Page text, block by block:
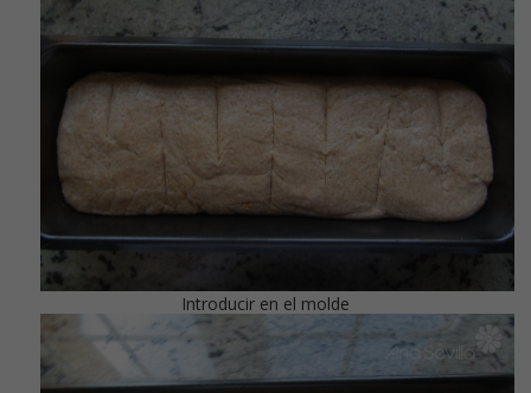
Introducir en el molde